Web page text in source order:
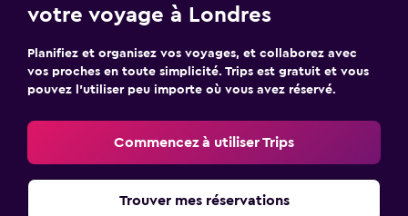
votre voyage à Londres
Planifiez et organisez vos voyages, et collaborez avec
vos proches en toute simplicité. Trips est gratuit et vous
pouvez l’utiliser peu importe où vous avez réservé.
Commencez à utiliser Trips
Trouver mes réservations